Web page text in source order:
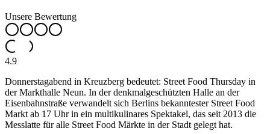
Unsere Bewertung
4.9
Donnerstagabend in Kreuzberg bedeutet: Street Food Thursday in
der Markthalle Neun. In der denkmalgeschützten Halle an der
Eisenbahnstraße verwandelt sich Berlins bekanntester Street Food
Markt ab 17 Uhr in ein multikulinares Spektakel, das seit 2013 die
Messlatte für alle Street Food Märkte in der Stadt gelegt hat.